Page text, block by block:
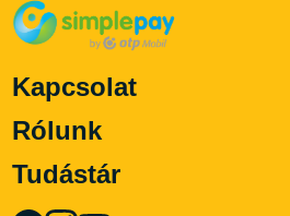
Kapcsolat
Rólunk
Tudástár